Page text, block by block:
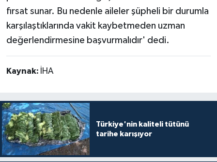
fırsat sunar. Bu nedenle aileler şüpheli bir durumla
karşılaştıklarında vakit kaybetmeden uzman
değerlendirmesine başvurmalıdır' dedi.
Kaynak: İHA
Türkiye'nin kaliteli tütünü
tarihe karışıyor